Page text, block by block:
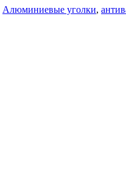
Алюминиевые уголки,